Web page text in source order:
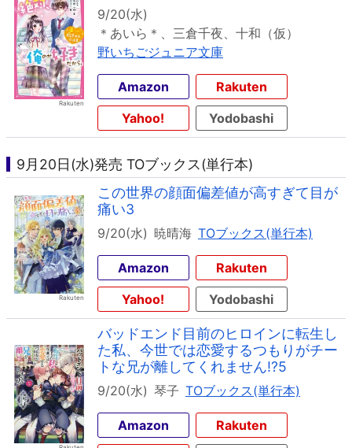
9/20(水)
＊あいら＊、三倉千夜、十和（仮）
野いちごジュニア文庫
Amazon
Rakuten
Yahoo!
Yodobashi
9月20日(水)発売 TOブックス(単行本)
この世界の顔面偏差値が高すぎて目が
痛い3
9/20(水) 暁晴海 TOブックス(単行本)
Amazon
Rakuten
Yahoo!
Yodobashi
バッドエンド目前のヒロインに転生し
た私、今世では恋愛するつもりがチー
トな兄が離してくれません!?5
9/20(水) 琴子 TOブックス(単行本)
Amazon
Rakuten